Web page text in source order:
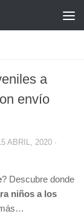
a
envío
ABRIL, 2020 ·
? Descubre donde
niños a los